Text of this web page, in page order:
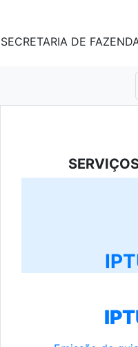
SECRETARIA DE